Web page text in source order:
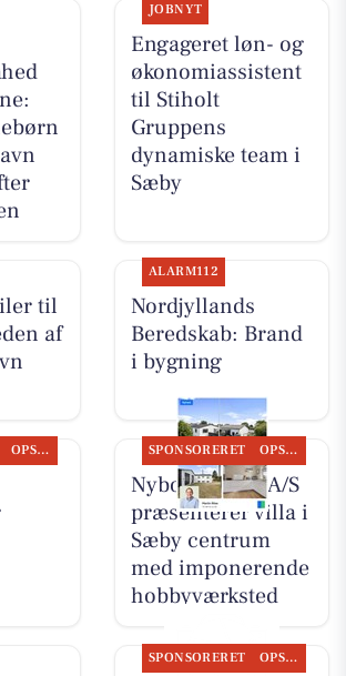
JOBNYT
Engageret løn- og
økonomiassistent
til Stiholt
Gruppens
dynamiske team i
Sæby
til
af
ALARM112
Nordjyllands
Beredskab: Brand
i bygning
OPSLAGSTAVLEN SPONSORERET OPSLAGSTAVLEN
Nybolig Sæby A/S
præsenterer villa i
Sæby centrum
med imponerende
hobbyværksted
SPONSORERET OPSLAGSTAVLEN